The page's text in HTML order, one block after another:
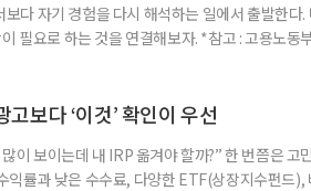
다 자기 경험을 다시 해석하는 일에서 출발한다
필요로 하는 것을 연결해보자. *참고 : 고용노동
▷ 그중 내가 직접 해볼 만
고보다 ‘이것’ 확인이 우선
이 보이는데 내 IRP 옮겨야 할까?” 한 번쯤은 고
익률과 낮은 수수료, 다양한 ETF(상장지수펀드),